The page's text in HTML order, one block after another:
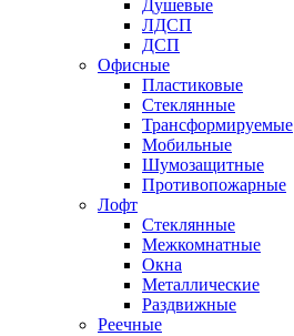
Душевые
ЛДСП
ДСП
Офисные
Пластиковые
Стеклянные
Трансформируемые
Мобильные
Шумозащитные
Противопожарные
Лофт
Стеклянные
Межкомнатные
Окна
Металлические
Раздвижные
Реечные